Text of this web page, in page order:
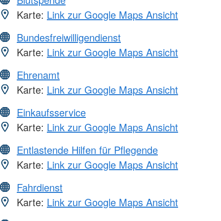
Karte: Link zur Google Maps Ansicht
Bundesfreiwilligendienst
Karte: Link zur Google Maps Ansicht
Ehrenamt
Karte: Link zur Google Maps Ansicht
Einkaufsservice
Karte: Link zur Google Maps Ansicht
Entlastende Hilfen für Pflegende
Karte: Link zur Google Maps Ansicht
Fahrdienst
Karte: Link zur Google Maps Ansicht